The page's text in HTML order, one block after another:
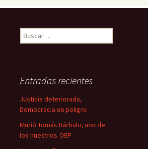
B
u
r
Entradas recientes
Justicia deteriorada,
Democracia en peligro
Murió Tomás Bárbulo, uno de
los nuestros. DEP